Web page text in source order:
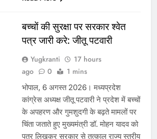
बच्चों की सुरक्षा पर सरकार श्वेत
पत्र जारी करे: जीतू पटवारी
Yugkranti
17 hours
ago
0 1 mins
भोपाल, 6 अगस्त 2026। मध्यप्रदेश
कांग्रेस अध्यक्ष जीतू पटवारी ने प्रदेश में बच्चों
के अपहरण और गुमशुदगी के बढ़ते मामलों पर
चिंता जताते हुए मुख्यमंत्री डॉ. मोहन यादव को
पत्र लिखकर सरकार से तत्काल राज्य स्तरीय